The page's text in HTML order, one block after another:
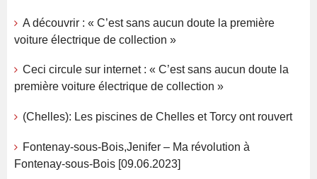
A découvrir : « C’est sans aucun doute la première
voiture électrique de collection »
Ceci circule sur internet : « C’est sans aucun doute la
première voiture électrique de collection »
(Chelles): Les piscines de Chelles et Torcy ont rouvert
Fontenay-sous-Bois,Jenifer – Ma révolution à
Fontenay-sous-Bois [09.06.2023]